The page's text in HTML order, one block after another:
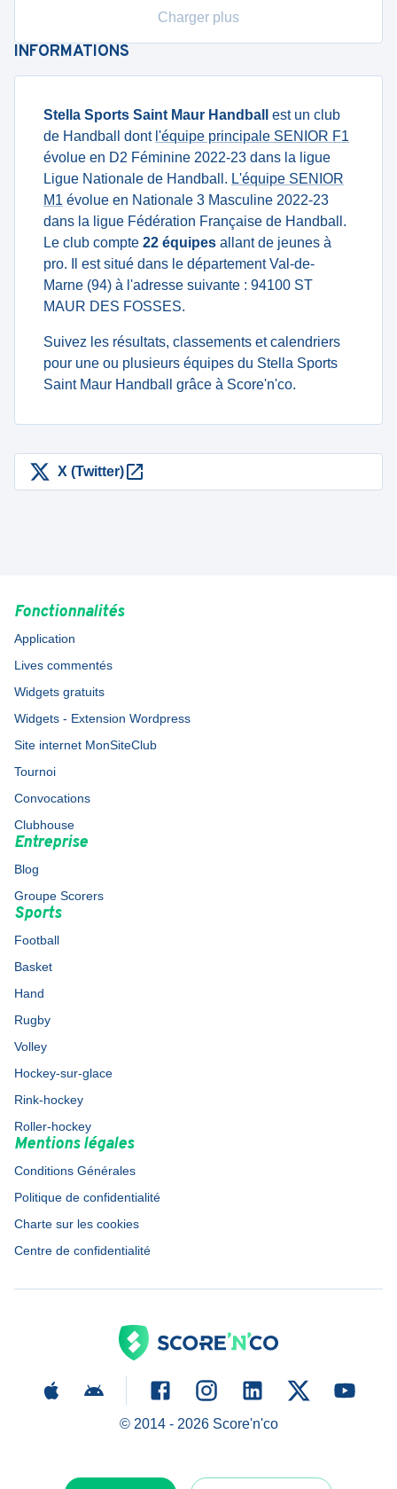
Charger plus
INFORMATIONS
Stella Sports Saint Maur Handball
est un club
de Handball dont l'équipe principale SENIOR F1
évolue en D2 Féminine 2022-23 dans la ligue
Ligue Nationale de Handball. L'équipe SENIOR
M1 évolue en Nationale 3 Masculine 2022-23
dans la ligue Fédération Française de Handball.
Le club compte 22 équipes allant de jeunes à
pro. Il est situé dans le département Val-de-
Marne (94) à l'adresse suivante : 94100 ST
MAUR DES FOSSES.
Suivez les résultats, classements et calendriers
pour une ou plusieurs équipes du Stella Sports
Saint Maur Handball grâce à Score'n'co.
X (Twitter)
Fonctionnalités
Application
Lives commentés
Widgets gratuits
Widgets - Extension Wordpress
Site internet MonSiteClub
Tournoi
Convocations
Clubhouse
Entreprise
Blog
Groupe Scorers
Sports
Football
Basket
Hand
Rugby
Volley
Hockey-sur-glace
Rink-hockey
Roller-hockey
Mentions légales
Conditions Générales
Politique de confidentialité
Charte sur les cookies
Centre de confidentialité
© 2014 - 2026Score'n'co